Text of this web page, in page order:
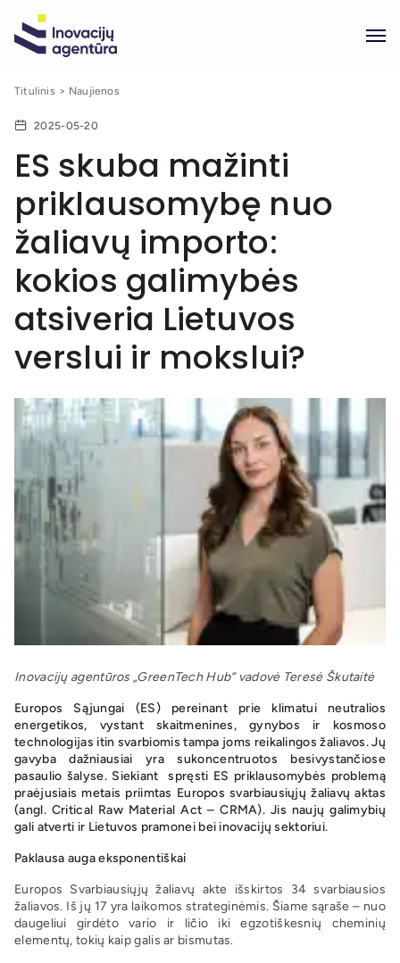
Titulinis Naujienos
2025-05-20
ES skuba mažinti
priklausomybę nuo
žaliavų importo:
kokios galimybės
atsiveria Lietuvos
verslui ir mokslui?
Inovacijų agentūros „GreenTech Hub“ vadovė Teresė Škutaitė
Europos Sąjungai (ES) pereinant prie klimatui neutralios
energetikos, vystant skaitmenines, gynybos ir kosmoso
technologijas itin svarbiomis tampa joms reikalingos žaliavos. Jų
gavyba dažniausiai yra sukoncentruotos besivystančiose
pasaulio šalyse. Siekiant spręsti ES priklausomybės problemą
praėjusiais metais priimtas Europos svarbiausiųjų žaliavų aktas
(angl. Critical Raw Material Act – CRMA). Jis naujų galimybių
gali atverti ir Lietuvos pramonei bei inovacijų sektoriui.
Paklausa auga eksponentiškai
Europos Svarbiausiųjų žaliavų akte išskirtos 34 svarbiausios
žaliavos. Iš jų 17 yra laikomos strateginėmis. Šiame sąraše – nuo
daugeliui girdėto vario ir ličio iki egzotiškesnių cheminių
elementų, tokių kaip galis ar bismutas.